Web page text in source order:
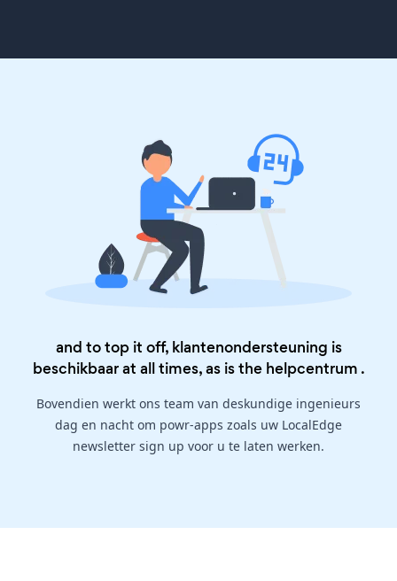
and to top it off, klantenondersteuning is
beschikbaar at all times, as is the helpcentrum .
Bovendien werkt ons team van deskundige ingenieurs
dag en nacht om powr-apps zoals uw LocalEdge
newsletter sign up voor u te laten werken.